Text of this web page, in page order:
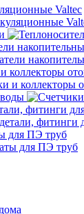
Valtec
коллекторы
фитинги
для ПЭ труб